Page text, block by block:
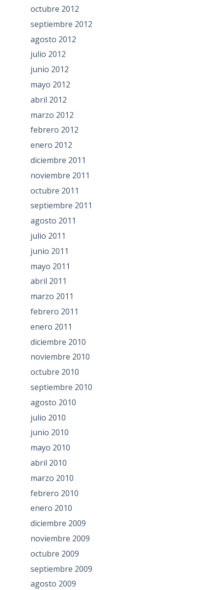
octubre 2012
septiembre 2012
agosto 2012
julio 2012
junio 2012
mayo 2012
abril 2012
marzo 2012
febrero 2012
enero 2012
diciembre 2011
noviembre 2011
octubre 2011
septiembre 2011
agosto 2011
julio 2011
junio 2011
mayo 2011
abril 2011
marzo 2011
febrero 2011
enero 2011
diciembre 2010
noviembre 2010
octubre 2010
septiembre 2010
agosto 2010
julio 2010
junio 2010
mayo 2010
abril 2010
marzo 2010
febrero 2010
enero 2010
diciembre 2009
noviembre 2009
octubre 2009
septiembre 2009
agosto 2009